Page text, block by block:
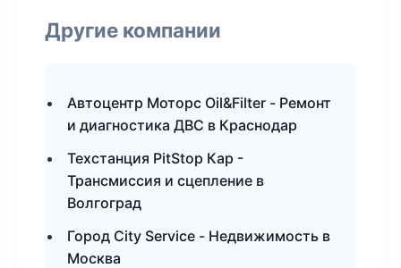
Другие компании
Автоцентр Моторс Oil&Filter - Ремонт
и диагностика ДВС в Краснодар
Техстанция PitStop Кар -
Трансмиссия и сцепление в
Волгоград
Город City Service - Недвижимость в
Москва